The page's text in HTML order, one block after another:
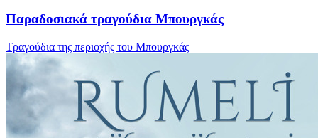
Παραδοσιακά τραγούδια Μπουργκάς
Τραγούδια της περιοχής του Μπουργκάς